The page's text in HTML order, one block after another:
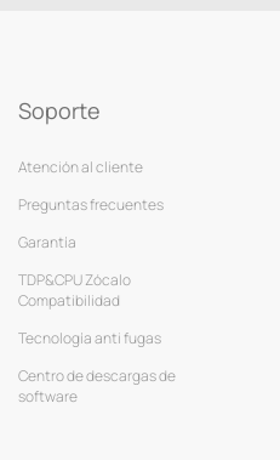
Soporte
Atención al cliente
Preguntas frecuentes
Garantía
TDP&CPU Zócalo
Compatibilidad
Tecnología anti fugas
Centro de descargas de
software